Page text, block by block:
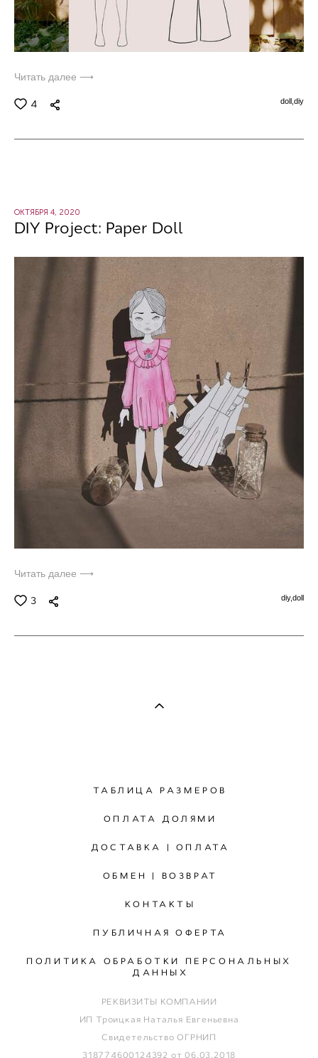
Читать далее ⟶
4 doll, diy
DIY Project: Paper Doll
ОКТЯБРЯ 4, 2020
Читать далее ⟶
3 diy,doll
ТАБЛИЦА РАЗМЕРОВ
ОПЛАТА ДОЛЯМИ
ДОСТАВКА | ОПЛАТА
ОБМЕН | ВОЗВРАТ
КОНТАКТЫ
ПУБЛИЧНАЯ ОФЕРТА
ПОЛИТИКА ОБРАБОТКИ ПЕРСОНАЛЬНЫХ
ДАННЫХ
РЕКВИЗИТЫ КОМПАНИИ
ИП Троицкая Наталья Евгеньевна
Свидетельство ОГРНИП
318774600124392 от 06.03.2018